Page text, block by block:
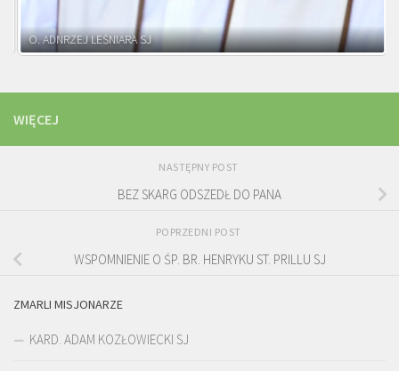
O. ADNRZEJ LEŚNIARA SJ
WIĘCEJ
NASTĘPNY POST
BEZ SKARG ODSZEDŁ DO PANA
POPRZEDNI POST
WSPOMNIENIE O ŚP. BR. HENRYKU ST. PRILLU SJ
ZMARLI MISJONARZE
KARD. ADAM KOZŁOWIECKI SJ